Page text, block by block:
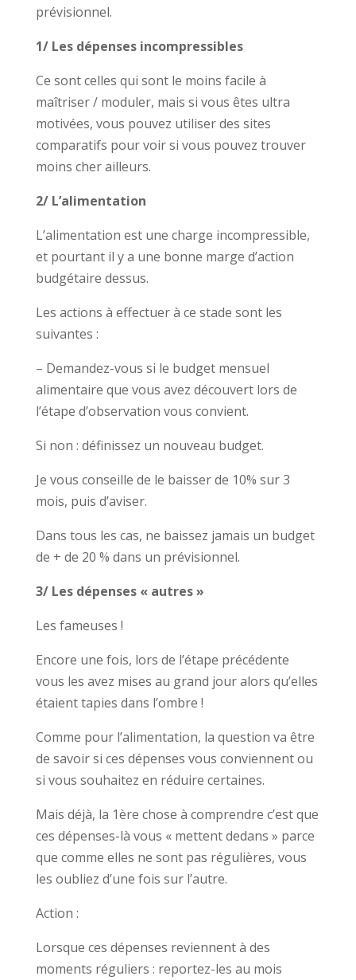
prévisionnel.
1/ Les dépenses incompressibles
Ce sont celles qui sont le moins facile à
maîtriser / moduler, mais si vous êtes ultra
motivées, vous pouvez utiliser des sites
comparatifs pour voir si vous pouvez trouver
moins cher ailleurs.
2/ L’alimentation
L’alimentation est une charge incompressible,
et pourtant il y a une bonne marge d’action
budgétaire dessus.
Les actions à effectuer à ce stade sont les
suivantes :
– Demandez-vous si le budget mensuel
alimentaire que vous avez découvert lors de
l’étape d’observation vous convient.
Si non : définissez un nouveau budget.
Je vous conseille de le baisser de 10% sur 3
mois, puis d’aviser.
Dans tous les cas, ne baissez jamais un budget
de + de 20 % dans un prévisionnel.
3/ Les dépenses « autres »
Les fameuses !
Encore une fois, lors de l’étape précédente
vous les avez mises au grand jour alors qu’elles
étaient tapies dans l’ombre !
Comme pour l’alimentation, la question va être
de savoir si ces dépenses vous conviennent ou
si vous souhaitez en réduire certaines.
Mais déjà, la 1ère chose à comprendre c’est que
ces dépenses-là vous « mettent dedans » parce
que comme elles ne sont pas régulières, vous
les oubliez d’une fois sur l’autre.
Action :
Lorsque ces dépenses reviennent à des
moments réguliers : reportez-les au mois